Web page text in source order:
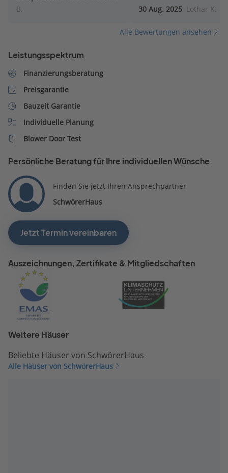
weitestgehend ein.
B.
30 Aug. 2025 Lothar K.
Alle Bewertungen ansehen
Leistungsspektrum
Finanzierungsberatung
Preisgarantie
Bauzeit Garantie
Individuelle Planung
Blower Door Test
Persönliche Beratung für Ihre individuellen Wünsche
Finden Sie jetzt Ihren Ansprechpartner
SchwörerHaus
Jetzt Termin vereinbaren
Auszeichnungen, Zertifikate & Mitgliedschaften
Weitere Häuser
Beliebte Häuser von SchwörerHaus
Alle Häuser von SchwörerHaus